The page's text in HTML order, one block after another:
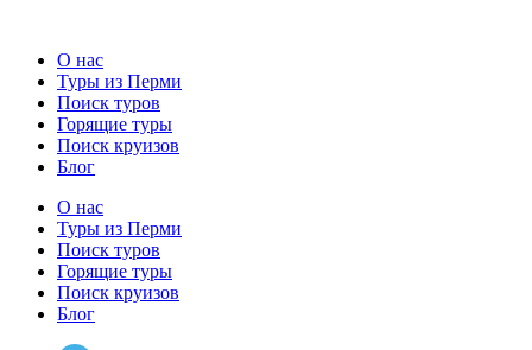
О нас
Туры из Перми
Поиск туров
Горящие туры
Поиск круизов
Блог
О нас
Туры из Перми
Поиск туров
Горящие туры
Поиск круизов
Блог